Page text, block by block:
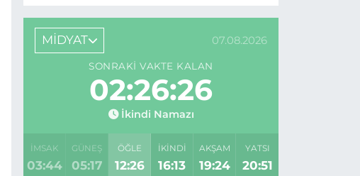
MİDYAT 07.08.2026
SONRAKI VAKTE KALAN
02:26:26
İkindi Namazı
İMSAK
03:44
GÜNEŞ
05:17
ÖĞLE
12:26
İKINDI
16:13
AKŞAM
19:24
YATSI
20:51